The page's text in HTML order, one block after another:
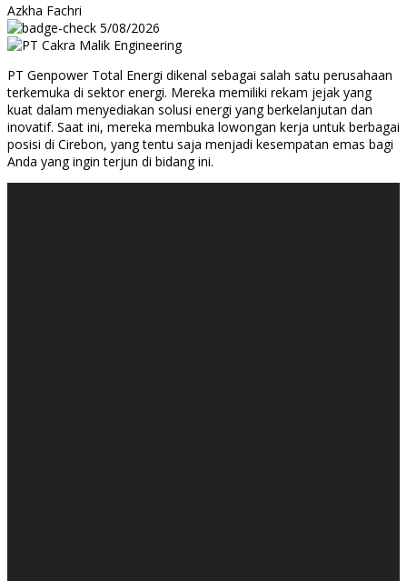
Azkha Fachri
5/08/2026
PT Genpower Total Energi dikenal sebagai salah satu perusahaan
terkemuka di sektor energi. Mereka memiliki rekam jejak yang
kuat dalam menyediakan solusi energi yang berkelanjutan dan
inovatif. Saat ini, mereka membuka lowongan kerja untuk berbagai
posisi di Cirebon, yang tentu saja menjadi kesempatan emas bagi
Anda yang ingin terjun di bidang ini.